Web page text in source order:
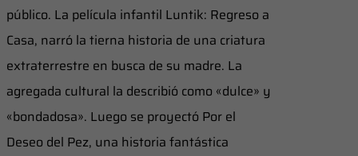
público. La película infantil Luntik: Regreso a
Casa, narró la tierna historia de una criatura
extraterrestre en busca de su madre. La
agregada cultural la describió como «dulce» y
«bondadosa». Luego se proyectó Por el
Deseo del Pez, una historia fantástica